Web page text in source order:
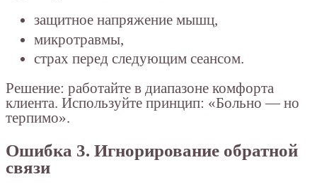
защитное напряжение мышц,
микротравмы,
страх перед следующим сеансом.
Решение: работайте в диапазоне комфорта
клиента. Используйте принцип: «Больно — но
терпимо».
Ошибка 3. Игнорирование обратной
связи